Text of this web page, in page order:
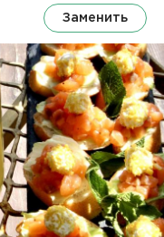
Заменить